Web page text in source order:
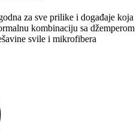
za sve prilike i događaje koja
kombinaciju sa džemperom
svile i mikrofibera